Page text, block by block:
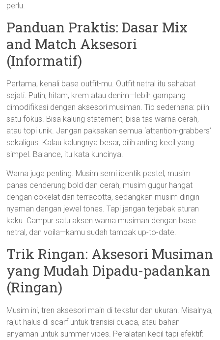
perlu.
Panduan Praktis: Dasar Mix
and Match Aksesori
(Informatif)
Pertama, kenali base outfit-mu. Outfit netral itu sahabat
sejati. Putih, hitam, krem atau denim—lebih gampang
dimodifikasi dengan aksesori musiman. Tip sederhana: pilih
satu fokus. Bisa kalung statement, bisa tas warna cerah,
atau topi unik. Jangan paksakan semua ‘attention-grabbers’
sekaligus. Kalau kalungnya besar, pilih anting kecil yang
simpel. Balance, itu kata kuncinya.
Warna juga penting. Musim semi identik pastel, musim
panas cenderung bold dan cerah, musim gugur hangat
dengan cokelat dan terracotta, sedangkan musim dingin
nyaman dengan jewel tones. Tapi jangan terjebak aturan
kaku. Campur satu aksen warna musiman dengan base
netral, dan voila—kamu sudah tampak up-to-date.
Trik Ringan: Aksesori Musiman
yang Mudah Dipadu-padankan
(Ringan)
Musim ini, tren aksesori main di tekstur dan ukuran. Misalnya,
rajut halus di scarf untuk transisi cuaca, atau bahan
anyaman untuk summer vibes. Peralatan kecil tapi efektif: